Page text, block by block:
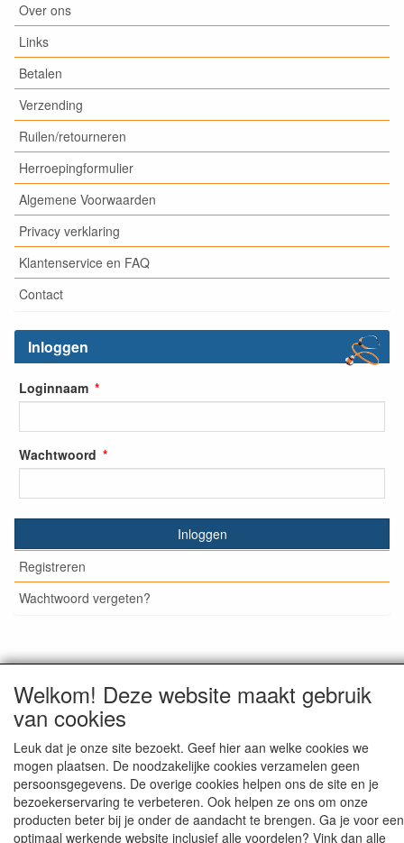
Over ons
Links
Betalen
Verzending
Ruilen/retourneren
Herroepingformulier
Algemene Voorwaarden
Privacy verklaring
Klantenservice en FAQ
Contact
Inloggen
Loginnaam
Wachtwoord
Inloggen
Registreren
Wachtwoord vergeten?
zijn inclusief BTW en exclusiefverzendkosten, tenzij anders
staat aangegeven.
Welkom! Deze website maakt gebruik
van cookies
Leuk dat je onze site bezoekt. Geef hier aan welke cookies we
mogen plaatsen. De noodzakelijke cookies verzamelen geen
persoonsgegevens. De overige cookies helpen ons de site en je
bezoekerservaring te verbeteren. Ook helpen ze ons om onze
producten beter bij je onder de aandacht te brengen. Ga je voor een
optimaal werkende website inclusief alle voordelen? Vink dan alle